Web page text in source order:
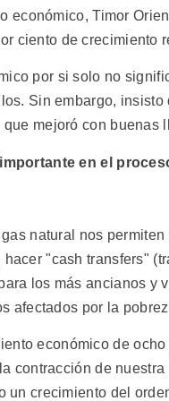
económico, Timor
ciento de crecimiento
por si solo no
Sin embargo,
mejoró con
en el
natural nos
"cash transfers"
los más ancianos y
afectados por la
económico de
contracción de
un crecimiento del